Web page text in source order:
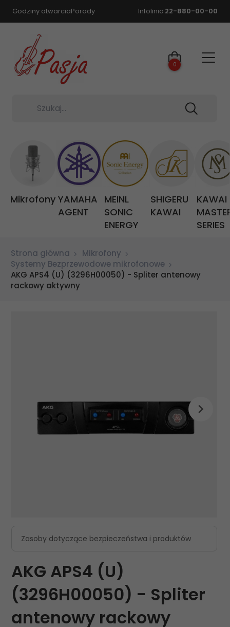
Godziny otwarciaPorady Infolinia 22-880-00-00
Szukaj...
0
Mikrofony YAMAHA
AGENT
MEINL
SONIC
ENERGY
SHIGERU
KAWAI
KAWAI
SERIES
Strona główna
Mikrofony
Systemy Bezprzewodowe mikrofonowe
AKG APS4 (U) (3296H00050) - Spliter antenowy
rackowy aktywny
Zasoby dotyczące bezpieczeństwa i produktów
AKG APS4 (U)
(3296H00050) - Spliter
antenowy rackowy